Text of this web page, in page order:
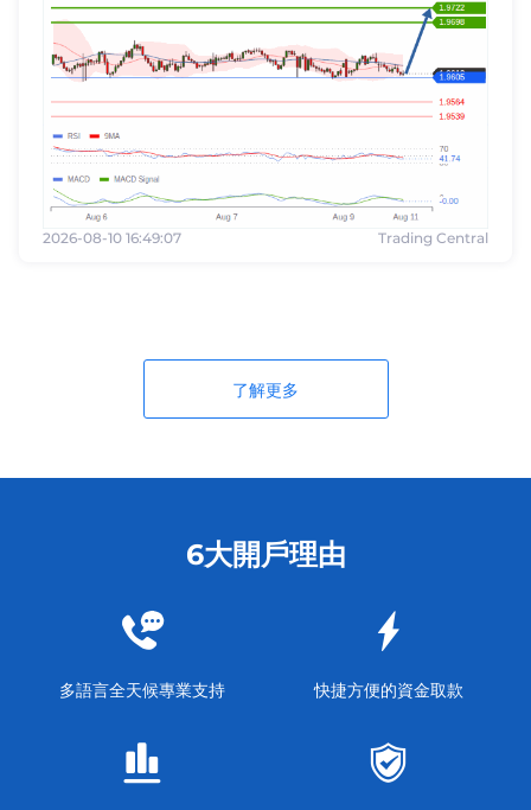
2026-08-10 16:49:07 Trading Central
了解更多
6大開戶理由
多語言全天候專業支持 快捷方便的資金取款